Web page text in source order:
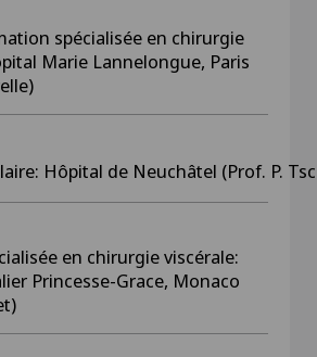
spécialisée en chirurgie
Marie Lannelongue, Paris
Hôpital de Neuchâtel (Prof. P.
en chirurgie viscérale:
Princesse-Grace, Monaco